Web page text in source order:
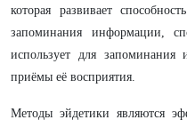
которая развивает
запоминания информации,
использует для запоминания
приёмы её восприятия.
Методы эйдетики являются